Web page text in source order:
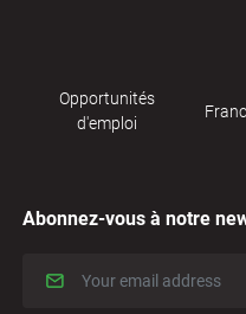
Opportunités
d'emploi
Abonnez-vous à notre